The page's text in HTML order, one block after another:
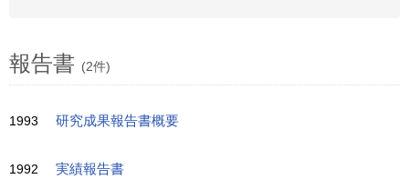
報告書 (2件)
1993 研究成果報告書概要
1992 実績報告書